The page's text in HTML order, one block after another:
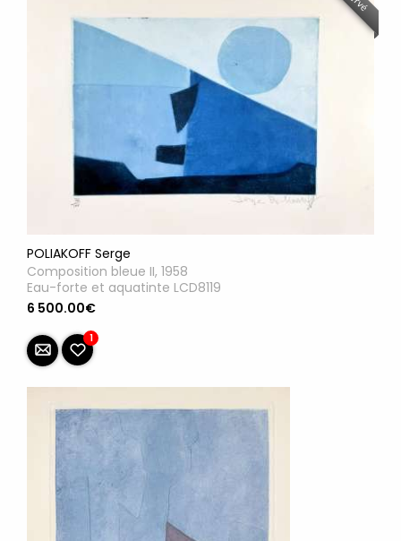
POLIAKOFF Serge
Composition bleue II, 1958
Eau-forte et aquatinte LCD8119
6 500.00€
1